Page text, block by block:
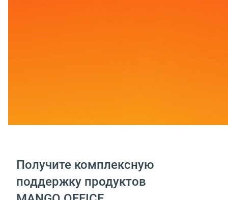
Получите комплексную
поддержку продуктов